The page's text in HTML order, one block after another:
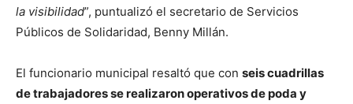
la visibilidad”, puntualizó el secretario de Servicios
Públicos de Solidaridad, Benny Millán.
El funcionario municipal resaltó que con seis cuadrillas
de trabajadores se realizaron operativos de poda y